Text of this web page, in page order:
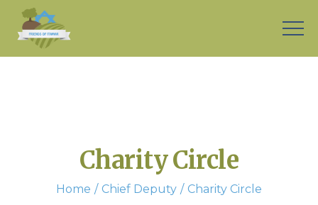
Charity Circle
Home Chief Deputy Charity Circle